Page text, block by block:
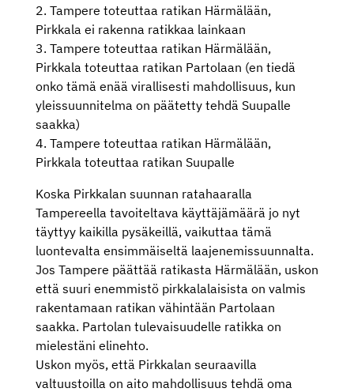
2. Tampere toteuttaa ratikan Härmälään,
Pirkkala ei rakenna ratikkaa lainkaan
3. Tampere toteuttaa ratikan Härmälään,
Pirkkala toteuttaa ratikan Partolaan (en tiedä
onko tämä enää virallisesti mahdollisuus, kun
yleissuunnitelma on päätetty tehdä Suupalle
saakka)
4. Tampere toteuttaa ratikan Härmälään,
Pirkkala toteuttaa ratikan Suupalle
Koska Pirkkalan suunnan ratahaaralla
Tampereella tavoiteltava käyttäjämäärä jo nyt
täyttyy kaikilla pysäkeillä, vaikuttaa tämä
luontevalta ensimmäiseltä laajenemissuunnalta.
Jos Tampere päättää ratikasta Härmälään, uskon
että suuri enemmistö pirkkalalaisista on valmis
rakentamaan ratikan vähintään Partolaan
saakka. Partolan tulevaisuudelle ratikka on
mielestäni elinehto.
Uskon myös, että Pirkkalan seuraavilla
valtuustoilla on aito mahdollisuus tehdä oma